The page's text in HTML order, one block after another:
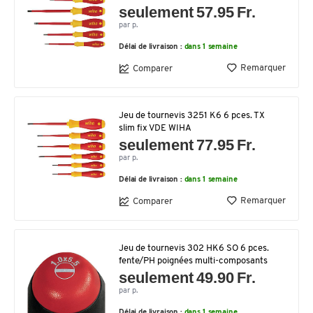
seulement 57.95 Fr.
par p.
Délai de livraison : dans 1 semaine
Comparer Remarquer
Jeu de tournevis 3251 K6 6 pces. TX
slim fix VDE WIHA
seulement 77.95 Fr.
par p.
Délai de livraison : dans 1 semaine
Comparer Remarquer
Jeu de tournevis 302 HK6 SO 6 pces.
fente/PH poignées multi-composants
seulement 49.90 Fr.
par p.